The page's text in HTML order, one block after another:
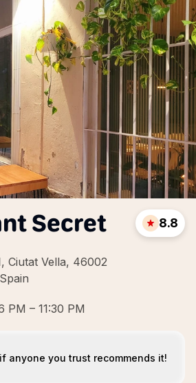
Secret
Ciutat Vella, 46002
8.8
PM – 11:30 PM
anyone you trust recommends it!